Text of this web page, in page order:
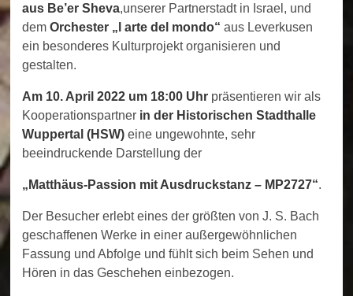
aus Be’er Sheva,unserer Partnerstadt in Israel, und
dem Orchester „l arte del mondo“ aus Leverkusen
ein besonderes Kulturprojekt organisieren und
gestalten.
Am 10. April 2022 um 18:00 Uhr präsentieren wir als
Kooperationspartner in der Historischen Stadthalle
Wuppertal (HSW) eine ungewohnte, sehr
beeindruckende Darstellung der
„Matthäus-Passion mit Ausdruckstanz – MP2727“.
Der Besucher erlebt eines der größten von J. S. Bach
geschaffenen Werke in einer außergewöhnlichen
Fassung und Abfolge und fühlt sich beim Sehen und
Hören in das Geschehen einbezogen.